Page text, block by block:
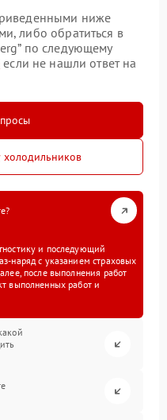
ниже
либо обратиться в
по следующему
если не нашли ответ на
и последующий
наряд с указанием страховых
после выполнения работ
выполненных работ и